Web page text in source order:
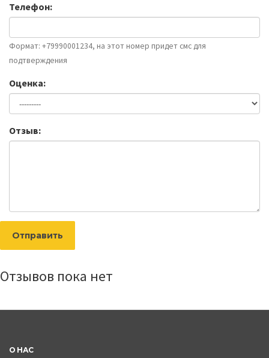
Телефон:
Формат: +79990001234, на этот номер придет смс для
подтверждения
Оценка:
Отзыв:
Отправить
Отзывов пока нет
О НАС